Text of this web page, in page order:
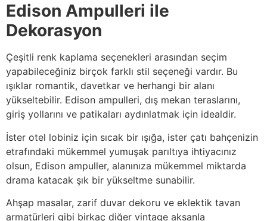
Edison Ampulleri ile
Dekorasyon
Çeşitli renk kaplama seçenekleri arasından seçim
yapabileceğiniz birçok farklı stil seçeneği vardır. Bu
ışıklar romantik, davetkar ve herhangi bir alanı
yükseltebilir. Edison ampulleri, dış mekan teraslarını,
giriş yollarını ve patikaları aydınlatmak için idealdir.
İster otel lobiniz için sıcak bir ışığa, ister çatı bahçenizin
etrafındaki mükemmel yumuşak parıltıya ihtiyacınız
olsun, Edison ampuller, alanınıza mükemmel miktarda
drama katacak şık bir yükseltme sunabilir.
Ahşap masalar, zarif duvar dekoru ve eklektik tavan
armatürleri gibi birkaç diğer vintage aksanla